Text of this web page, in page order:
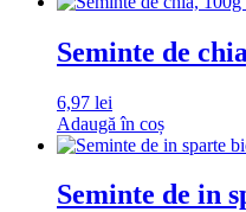
Seminte de
6,97 lei
Adaugă în coș
Seminte de in